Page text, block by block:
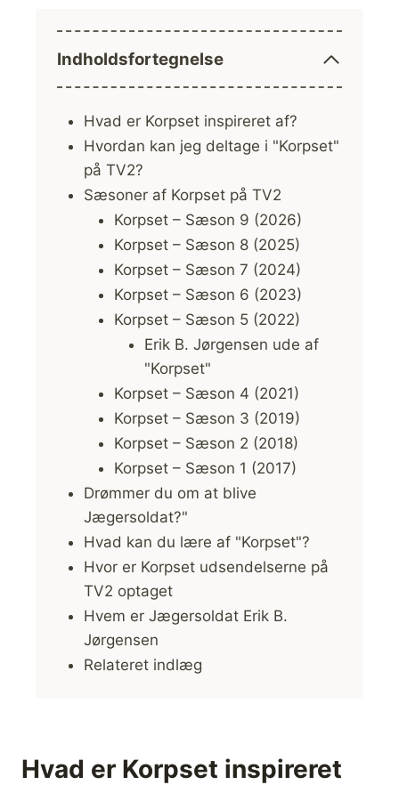
Indholdsfortegnelse
Hvad er Korpset inspireret af?
Hvordan kan jeg deltage i "Korpset"
på TV2?
Sæsoner af Korpset på TV2
Korpset – Sæson 9 (2026)
Korpset – Sæson 8 (2025)
Korpset – Sæson 7 (2024)
Korpset – Sæson 6 (2023)
Korpset – Sæson 5 (2022)
Erik B. Jørgensen ude af
"Korpset"
Korpset – Sæson 4 (2021)
Korpset – Sæson 3 (2019)
Korpset – Sæson 2 (2018)
Korpset – Sæson 1 (2017)
Drømmer du om at blive
Jægersoldat?"
Hvad kan du lære af "Korpset"?
Hvor er Korpset udsendelserne på
TV2 optaget
Hvem er Jægersoldat Erik B.
Jørgensen
Relateret indlæg
Hvad er Korpset inspireret